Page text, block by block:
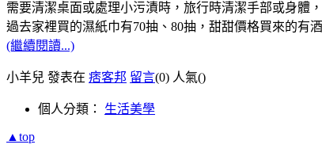
需要清潔桌面或處理小污漬時，旅行時清潔手部或身體
過去家裡買的濕紙巾有70抽、80抽，甜甜價格買來的有
(繼續閱讀...)
小羊兒 發表在 痞客邦 留言(0) 人氣()
個人分類： 生活美學
▲top